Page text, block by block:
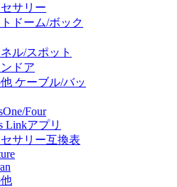
サリー
ドーム/ボック
ル/スポット
ドア
ケーブル/バッ
Four
Linkアプリ
サリー互換表